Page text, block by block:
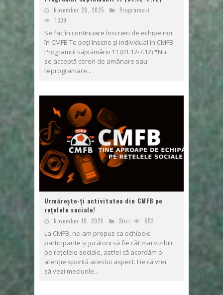
November 28, 2025
Programari
1339
Se fac în continuare înscrieri de echipe noi
în CMFB Te poți înscrie și individual în CMFB
Programul săptămânii 11 (01.12-7.12) *Nu
se acceptă cereri de amânare sau
reprogramare...
Urmărește-ți activitatea din CMFB pe
rețelele sociale!
November 19, 2025 Stiri 652
La CMFB, ne-am propus ca echipele
participante și jucătorii să fie cât mai vizibili
pe rețelele sociale, astfel că acordăm o
atenție sporită acestui aspect. Fie că vrei
să vezi meciurile...